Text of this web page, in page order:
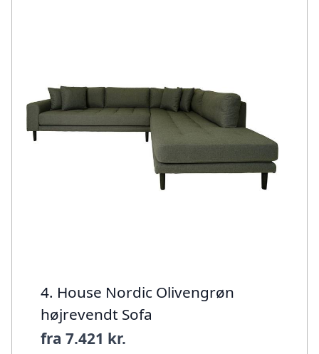
4. House Nordic Olivengrøn
højrevendt Sofa
fra 7.421 kr.